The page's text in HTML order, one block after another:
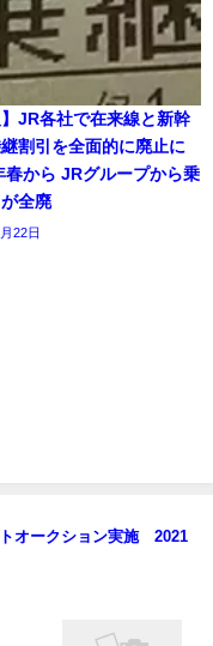
】JR各社で在来線と新幹
割引を全面的に廃止に
春から JRグループから乗
全廃
22日
オークション実施 2021